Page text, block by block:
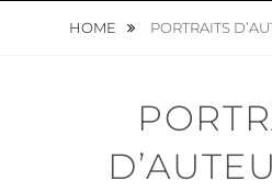
HOME PORTRAITS